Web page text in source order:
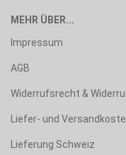
MEHR ÜBER...
Impressum
AGB
Widerrufsrecht &
Liefer- und
Lieferung Schweiz